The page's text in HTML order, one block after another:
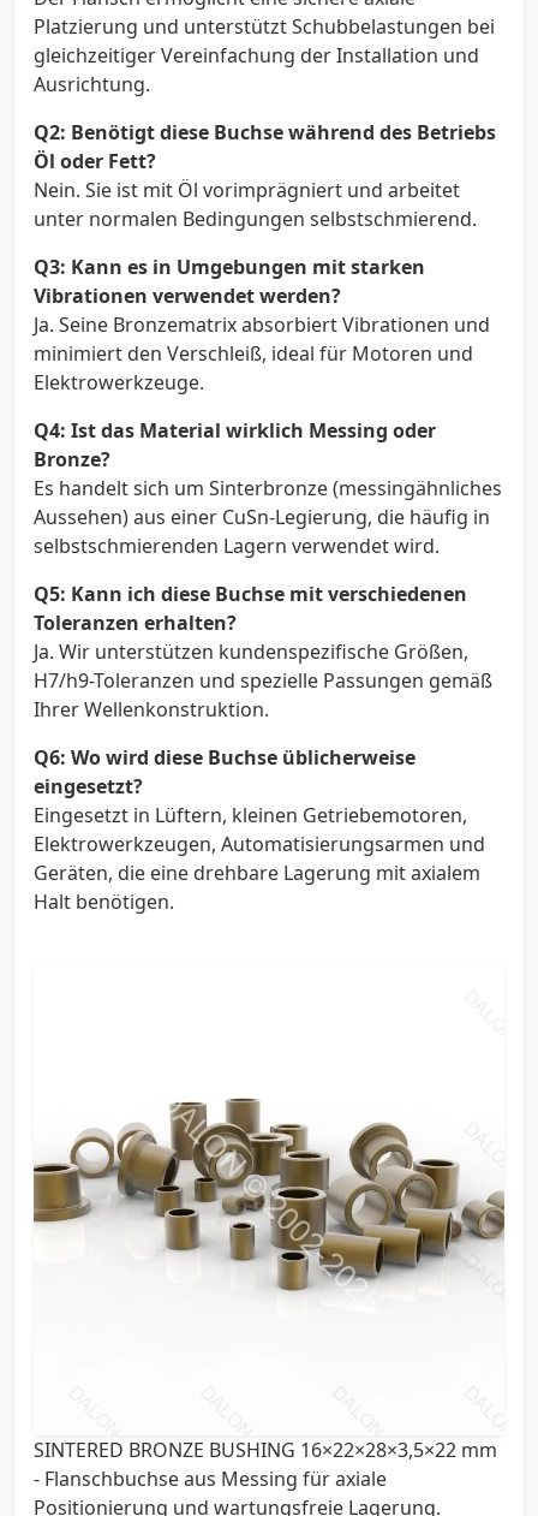
Platzierung und unterstützt Schubbelastungen bei
gleichzeitiger Vereinfachung der Installation und
Ausrichtung.
Q2: Benötigt diese Buchse während des Betriebs
Öl oder Fett?
Nein. Sie ist mit Öl vorimprägniert und arbeitet
unter normalen Bedingungen selbstschmierend.
Q3: Kann es in Umgebungen mit starken
Vibrationen verwendet werden?
Ja. Seine Bronzematrix absorbiert Vibrationen und
minimiert den Verschleiß, ideal für Motoren und
Elektrowerkzeuge.
Q4: Ist das Material wirklich Messing oder
Bronze?
Es handelt sich um Sinterbronze (messingähnliches
Aussehen) aus einer CuSn-Legierung, die häufig in
selbstschmierenden Lagern verwendet wird.
Q5: Kann ich diese Buchse mit verschiedenen
Toleranzen erhalten?
Ja. Wir unterstützen kundenspezifische Größen,
H7/h9-Toleranzen und spezielle Passungen gemäß
Ihrer Wellenkonstruktion.
Q6: Wo wird diese Buchse üblicherweise
eingesetzt?
Eingesetzt in Lüftern, kleinen Getriebemotoren,
Elektrowerkzeugen, Automatisierungsarmen und
Geräten, die eine drehbare Lagerung mit axialem
Halt benötigen.
SINTERED BRONZE BUSHING 16×22×28×3,5×22 mm
- Flanschbuchse aus Messing für axiale
Positionierung und wartungsfreie Lagerung.